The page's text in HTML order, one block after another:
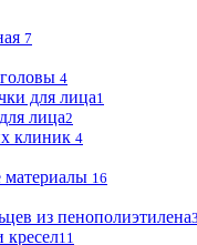
7
4
для лица1
лица2
клиник 4
материалы 16
из пенополиэтилена3
кресел11